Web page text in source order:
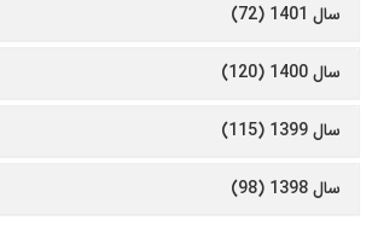
سال 1401 (72)
سال 1400 (120)
سال 1399 (115)
سال 1398 (98)